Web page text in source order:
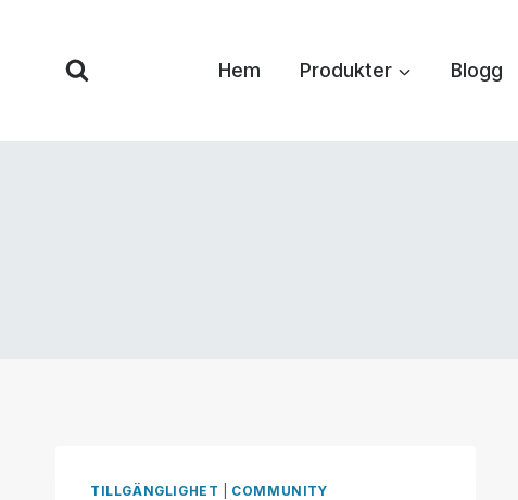
innehåll
Hem Produkter Blogg
TILLGÄNGLIGHET COMMUNITY